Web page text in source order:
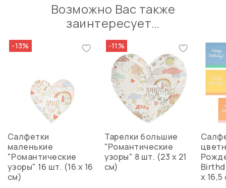
Возможно Вас также
заинтересует…
-13%
Салфетки
маленькие
"Романтические
узоры" 16 шт. (16 х 16
см)
-11%
Тарелки большие
"Романтические
узоры" 8 шт. (23 х 21
см)
x